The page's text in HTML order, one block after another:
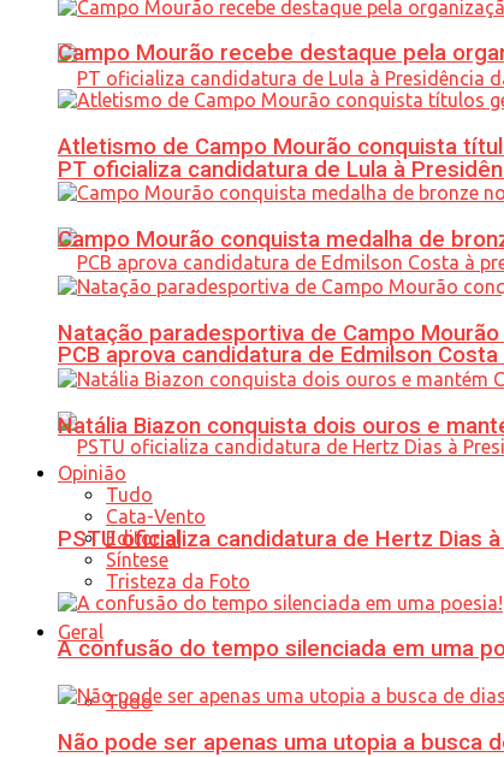
PT oficializa candidatura de Lula à
PCB aprova candidatura de Edmilson
PSTU oficializa candidatura de Hertz Dias
Geral
Tudo
Campo Mourão recebe destaque pela
Atletismo de Campo Mourão conquista
Campo Mourão conquista medalha de
Natação paradesportiva de Campo
Natália Biazon conquista dois ouros e
Opinião
Tudo
Cata-Vento
Editorial
Síntese
Tristeza da Foto
A confusão do tempo silenciada em uma
Não pode ser apenas uma utopia a busca